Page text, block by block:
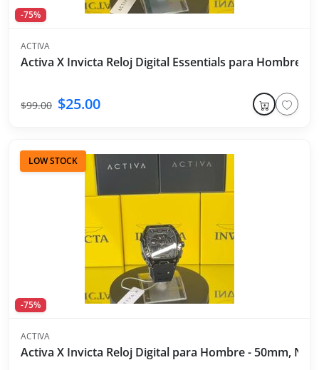
-75%
ACTIVA
Activa X Invicta Reloj Digital Essentials para Hombre -
$99.00 $25.00
LOW STOCK
-75%
ACTIVA
Activa X Invicta Reloj Digital para Hombre - 50mm,